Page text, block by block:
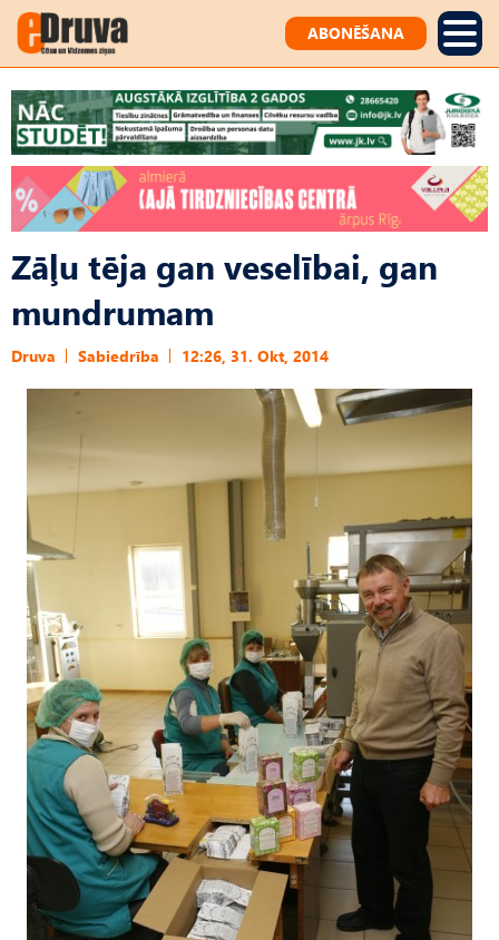
ABONĒŠANA
Zāļu tēja gan veselībai, gan
mundrumam
Druva Sabiedrība 12:26, 31. Okt, 2014